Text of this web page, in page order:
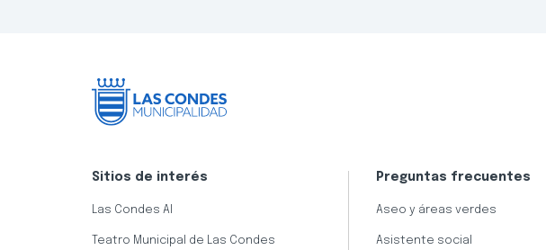
Sitios de interés
Las Condes AI
Teatro Municipal de Las Condes
Preguntas frecuentes
Aseo y áreas verdes
Asistente social